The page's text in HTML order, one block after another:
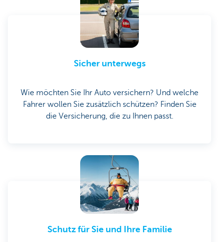
Sicher unterwegs
Wie möchten Sie Ihr Auto versichern? Und welche
Fahrer wollen Sie zusätzlich schützen? Finden Sie
die Versicherung, die zu Ihnen passt.
Schutz für Sie und Ihre Familie